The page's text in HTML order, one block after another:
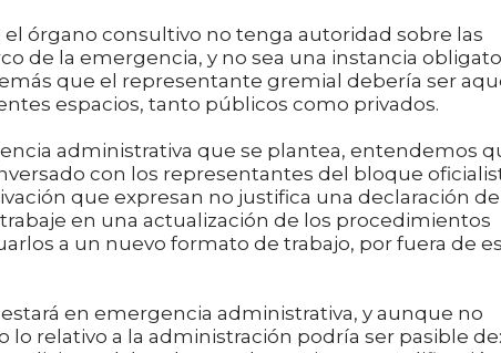
consultivo no tenga autoridad sobre las
de la emergencia, y no sea una instancia
que el representante gremial debería ser
espacios, tanto públicos como privados.
que se plantea, entendemos
con los representantes del bloque
que expresan no justifica una declaración de
en una actualización de los procedimientos
a un nuevo formato de trabajo, por fuera de
emergencia administrativa, y aunque no
lo relativo a la administración podría ser pasible de: